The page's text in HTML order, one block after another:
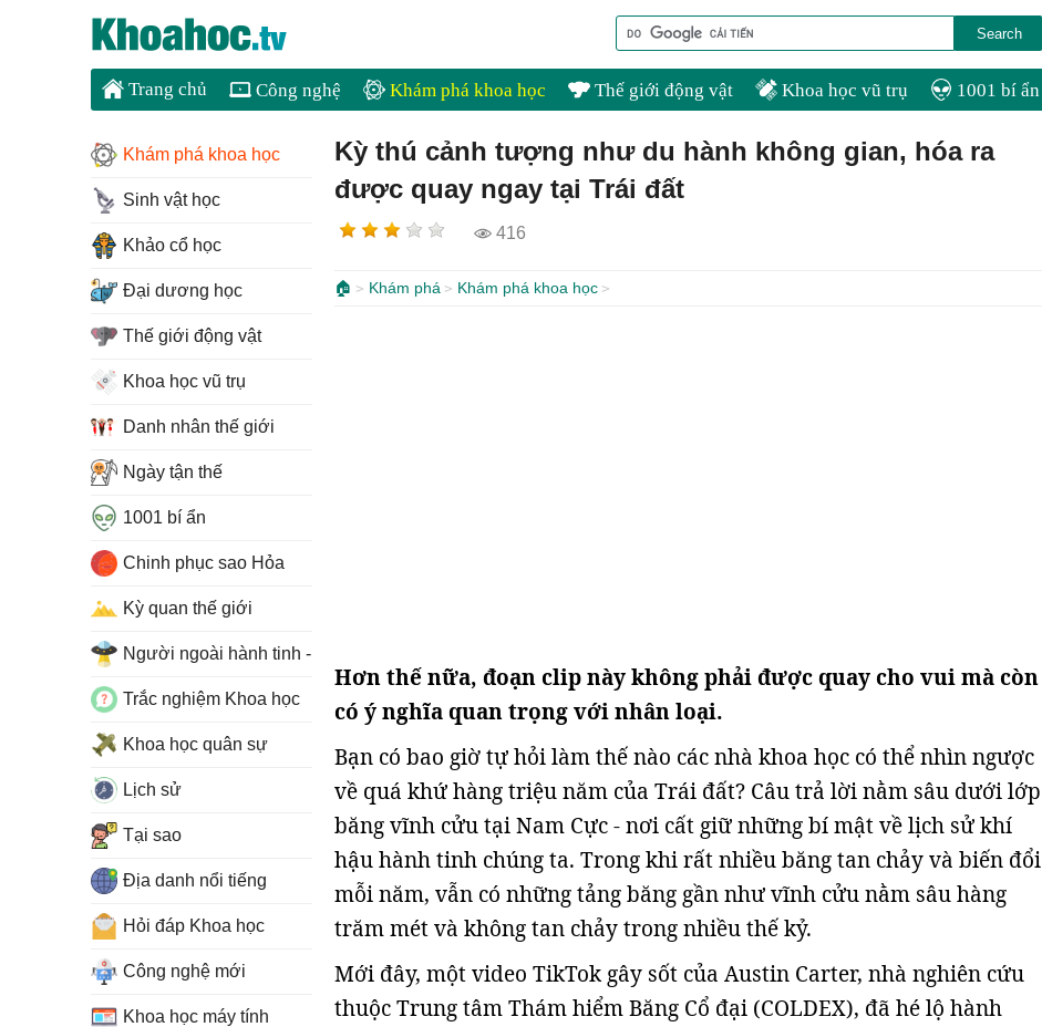
Trang chủ Công nghệ Khám phá khoa học Thế giới động vật Khoa học vũ trụ 1001 bí ẩn
Kỳ thú cảnh tượng như du hành không gian, hóa ra
được quay ngay tại Trái đất
416
🏠 Khám phá Khám phá khoa học
Hơn thế nữa, đoạn clip này không phải được quay cho vui mà còn
có ý nghĩa quan trọng với nhân loại.
Bạn có bao giờ tự hỏi làm thế nào các nhà khoa học có thể nhìn ngược
về quá khứ hàng triệu năm của Trái đất? Câu trả lời nằm sâu dưới lớp
băng vĩnh cửu tại Nam Cực - nơi cất giữ những bí mật về lịch sử khí
hậu hành tinh chúng ta. Trong khi rất nhiều băng tan chảy và biến đổi
mỗi năm, vẫn có những tảng băng gần như vĩnh cửu nằm sâu hàng
trăm mét và không tan chảy trong nhiều thế kỷ.
Mới đây, một video TikTok gây sốt của Austin Carter, nhà nghiên cứu
thuộc Trung tâm Thám hiểm Băng Cổ đại (COLDEX), đã hé lộ hành
Khám phá khoa học
Sinh vật học
Khảo cổ học
Đại dương học
Thế giới động vật
Khoa học vũ trụ
Danh nhân thế giới
Ngày tận thế
1001 bí ẩn
Chinh phục sao Hỏa
Kỳ quan thế giới
Người ngoài hành tinh - UFO
Trắc nghiệm Khoa học
Khoa học quân sự
Lịch sử
Tại sao
Địa danh nổi tiếng
Hỏi đáp Khoa học
Công nghệ mới
Khoa học máy tính